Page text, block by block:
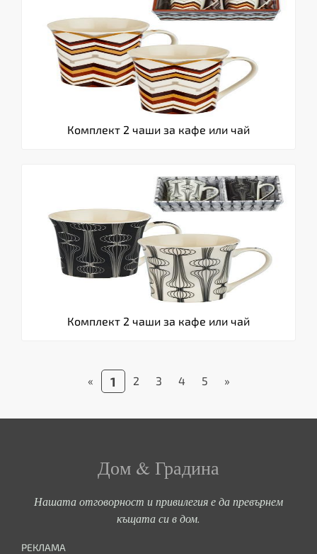
Комплект 2 чаши за кафе или чай
Комплект 2 чаши за кафе или чай
« 1 2 3 4 5 »
Дом & Градина
Нашата отговорност и привилегия е да превърнем
къщата си в дом.
РЕКЛАМА